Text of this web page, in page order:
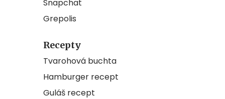
Snapchat
Grepolis
Recepty
Tvarohová buchta
Hamburger recept
Guláš recept